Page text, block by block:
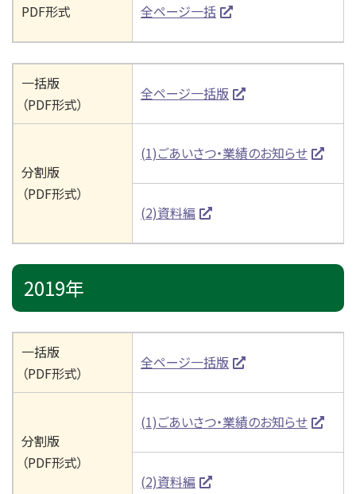
PDF形式 全ページ一括
一括版
（PDF形式）
全ページ一括版
分割版
（PDF形式）
(1)ごあいさつ・業績のお知らせ
(2)資料編
2019年
一括版
（PDF形式）
全ページ一括版
分割版
（PDF形式）
(1)ごあいさつ・業績のお知らせ
(2)資料編